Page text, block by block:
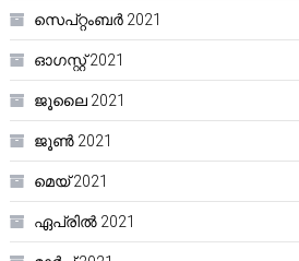
സെപ്റ്റംബർ 2021
ഓഗസ്റ്റ്‌ 2021
ജൂലൈ 2021
ജൂൺ 2021
മെയ്‌ 2021
ഏപ്രിൽ 2021